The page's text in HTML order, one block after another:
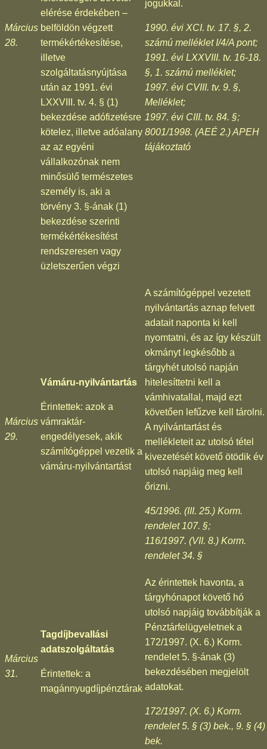
Március
28.
elérése érdekében –
belföldön végzett
termékértékesítése,
illetve
szolgáltatásnyújtása
után az 1991. évi
LXXVIII. tv. 4. § (1)
bekezdése adófizetésre
kötelez, illetve adóalany
az az egyéni
vállalkozónak nem
minősülő természetes
személy is, aki a
törvény 3. §-ának (1)
bekezdése szerinti
termékértékesítést
rendszeresen vagy
üzletszerűen végzi
jogukkal.
1990. évi XCI. tv. 17. §, 2.
számú melléklet I/4/A pont;
1991. évi LXXVIII. tv. 16-18.
§, 1. számú melléklet;
1997. évi CVIII. tv. 9. §,
Melléklet;
1997. évi CIII. tv. 84. §;
8001/1998. (AEÉ 2.) APEH
tájákoztató
Március
29.
Vámáru-nyilvántartás
Érintettek: azok a
vámraktár-
engedélyesek, akik
számítógéppel vezetik a
vámáru-nyilvántartást
A számítógéppel vezetett
nyilvántartás aznap felvett
adatait naponta ki kell
nyomtatni, és az így készült
okmányt legkésőbb a
tárgyhét utolsó napján
hitelesíttetni kell a
vámhivatallal, majd ezt
követően lefűzve kell tárolni.
A nyilvántartást és
mellékleteit az utolsó tétel
kivezetését követő ötödik év
utolsó napjáig meg kell
őrizni.
45/1996. (III. 25.) Korm.
rendelet 107. §;
116/1997. (VII. 8.) Korm.
rendelet 34. §
Március
31.
Tagdíjbevallási
adatszolgáltatás
Érintettek: a
magánnyugdíjpénztárak
Az érintettek havonta, a
tárgyhónapot követő hó
utolsó napjáig továbbítják a
Pénztárfelügyeletnek a
172/1997. (X. 6.) Korm.
rendelet 5. §-ának (3)
bekezdésében megjelölt
adatokat.
172/1997. (X. 6.) Korm.
rendelet 5. § (3) bek., 9. § (4)
bek.